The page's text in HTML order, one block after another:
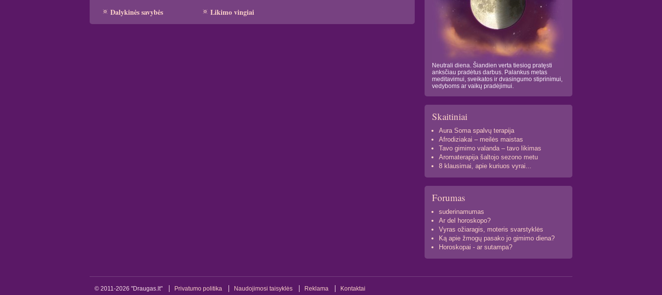
Dalykinės savybės
Likimo vingiai
Neutrali diena. Šiandien verta tiesiog pratęsti
anksčiau pradėtus darbus. Palankus metas
meditavimui, sveikatos ir dvasingumo stiprinimui,
vedyboms ar vaikų pradėjimui.
Skaitiniai
Aura Soma spalvų terapija
Afrodiziakai – meilės maistas
Tavo gimimo valanda – tavo likimas
Aromaterapija šaltojo sezono metu
8 klausimai, apie kuriuos vyrai...
Forumas
suderinamumas
Ar del horoskopo?
Vyras ožiaragis, moteris svarstyklės
Ką apie žmogų pasako jo gimimo diena?
Horoskopai - ar sutampa?
© 2011-2026 "Draugas.lt" Privatumo politika Naudojimosi taisyklės Reklama Kontaktai